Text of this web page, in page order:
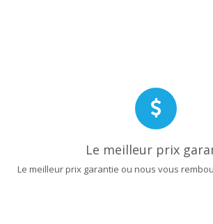
Le meilleur prix
Le meilleur prix garantie ou nous vous